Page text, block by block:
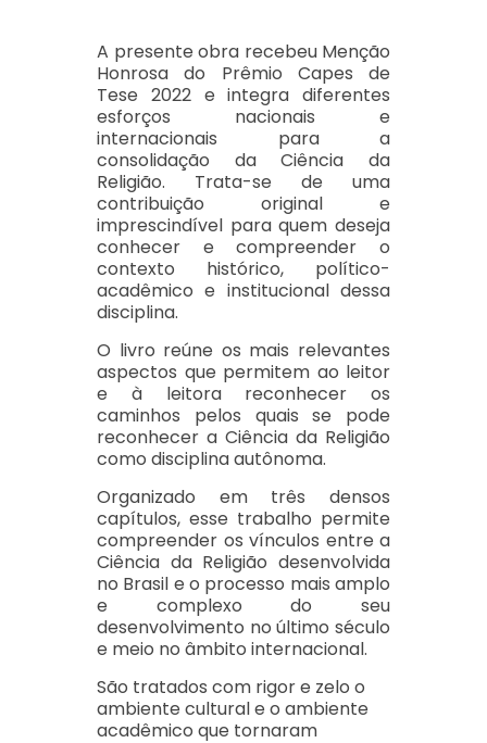
A presente obra recebeu Menção
Honrosa do Prêmio Capes de
Tese 2022 e integra diferentes
esforços nacionais e
internacionais para a
consolidação da Ciência da
Religião. Trata-se de uma
contribuição original e
imprescindível para quem deseja
conhecer e compreender o
contexto histórico, político-
acadêmico e institucional dessa
disciplina.
O livro reúne os mais relevantes
aspectos que permitem ao leitor
e à leitora reconhecer os
caminhos pelos quais se pode
reconhecer a Ciência da Religião
como disciplina autônoma.
Organizado em três densos
capítulos, esse trabalho permite
compreender os vínculos entre a
Ciência da Religião desenvolvida
no Brasil e o processo mais amplo
e complexo do seu
desenvolvimento no último século
e meio no âmbito internacional.
São tratados com rigor e zelo o
ambiente cultural e o ambiente
acadêmico que tornaram